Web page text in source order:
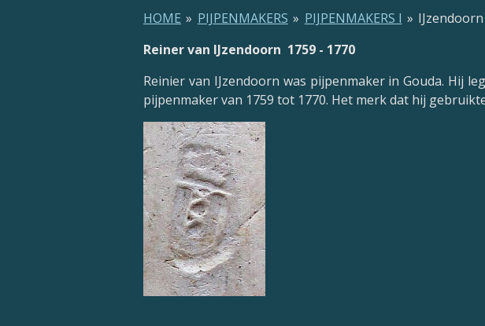
HOME » PIJPENMAKERS » PIJPENMAKERS I »
Reiner van IJzendoorn 1759 - 1770
Reinier van IJzendoorn was pijpenmaker in Gouda. Hij
pijpenmaker van 1759 tot 1770. Het merk dat hij